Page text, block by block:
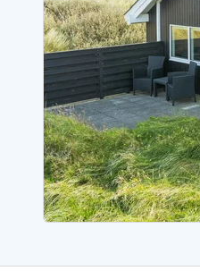
Sommerhuse i Arrild
Sommerhuse i Bjerregård
Sommerhuse i Blåvand
Sommerhuse i Bork Havn
Sommerhuse i Fjand
Sommerhuse på Fanø
Sommerhuse i Grærup Strand
Sommerhuse i Haurvig
Esmark RejsecurityEsmark